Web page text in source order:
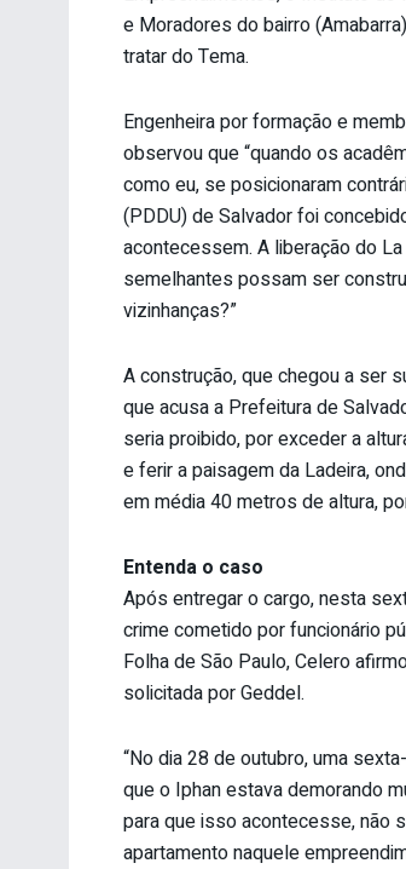
e Moradores do bairro
tratar do Tema.
Engenheira por formação e
observou que “quando os
como eu, se posicionaram
(PDDU) de Salvador foi
acontecessem. A liberação do
semelhantes possam ser
vizinhanças?”
A construção, que chegou a ser
que acusa a Prefeitura de
seria proibido, por exceder a
e ferir a paisagem da Ladeira,
em média 40 metros de altura,
Entenda o caso
Após entregar o cargo, nesta
crime cometido por funcionário
Folha de São Paulo, Celero
solicitada por Geddel.
“No dia 28 de outubro, uma
que o Iphan estava demorando
para que isso acontecesse, não
apartamento naquele